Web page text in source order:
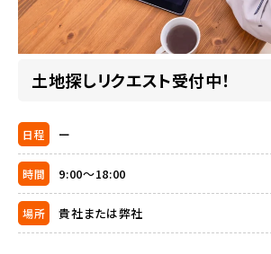
土地探しリクエスト受付中！
日程 ー
時間 9:00～18:00
場所 貴社または弊社